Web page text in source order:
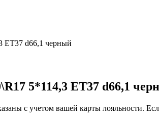
ET37 d66,1 черный
5*114,3 ET37 d66,1
с учетом вашей карты лояльности.